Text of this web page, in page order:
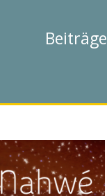
Beiträge